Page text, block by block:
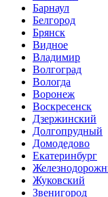
Барнаул
Белгород
Брянск
Видное
Владимир
Волгоград
Вологда
Воронеж
Воскресенск
Дзержинский
Долгопрудный
Домодедово
Екатеринбург
Жуковский
Звенигород